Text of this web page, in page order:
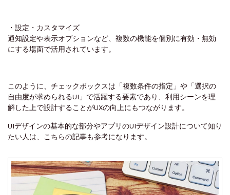
・設定・カスタマイズ
通知設定や表示オプションなど、複数の機能を個別に有効・無効
にする場面で活用されています。
このように、チェックボックスは「複数条件の指定」や「選択の
自由度が求められるUI」で活躍する要素であり、利用シーンを理
解した上で設計することがUXの向上にもつながります。
UIデザインの基本的な部分やアプリのUIデザイン設計について知り
たい人は、こちらの記事も参考になります。